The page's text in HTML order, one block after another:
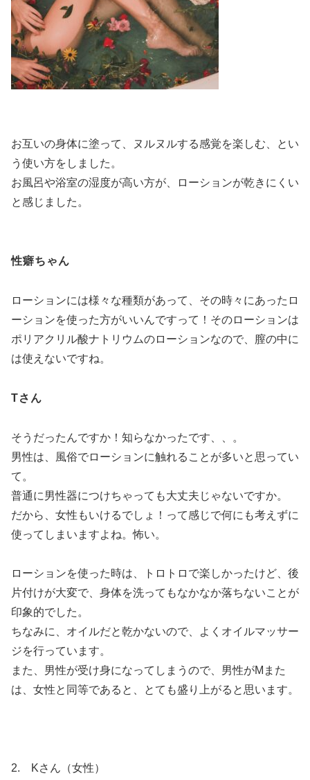
お互いの身体に塗って、ヌルヌルする感覚を楽しむ、とい
う使い方をしました。
お風呂や浴室の湿度が高い方が、ローションが乾きにくい
と感じました。
性癖ちゃん
ローションには様々な種類があって、その時々にあったロ
ーションを使った方がいいんですって！そのローションは
ポリアクリル酸ナトリウムのローションなので、膣の中に
は使えないですね。
Tさん
そうだったんですか！知らなかったです、、。
男性は、風俗でローションに触れることが多いと思ってい
て。
普通に男性器につけちゃっても大丈夫じゃないですか。
だから、女性もいけるでしょ！って感じで何にも考えずに
使ってしまいますよね。怖い。
ローションを使った時は、トロトロで楽しかったけど、後
片付けが大変で、身体を洗ってもなかなか落ちないことが
印象的でした。
ちなみに、オイルだと乾かないので、よくオイルマッサー
ジを行っています。
また、男性が受け身になってしまうので、男性がMまた
は、女性と同等であると、とても盛り上がると思います。
2. Kさん（女性）